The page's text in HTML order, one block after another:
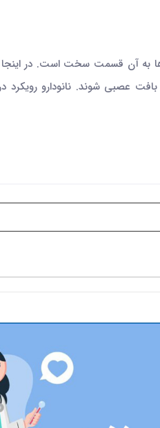
آن قسمت سخت است. در اینجا
عصبی شوند. نانودارو رویکرد